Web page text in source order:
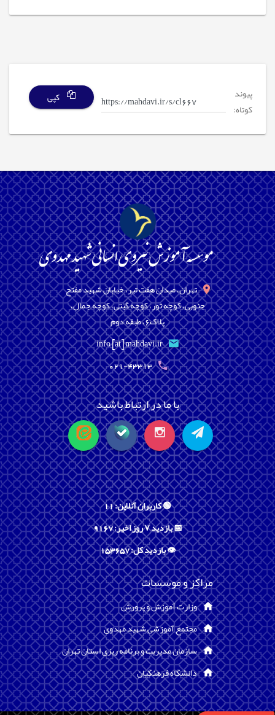
پیوند
کوتاه:
کپی
تهران، میدان هفت تیر، خیابان شهید مفتح
جنوبی، کوچه تور، کوچه گیتی، کوچه جمال،
پلاک6، طبقه دوم
info [at] mahdavi.ir
021-43313
با ما در ارتباط باشید
🟢 کاربران آنلاین: 11
📅 بازدید ۷ روز اخیر: 9167
👁️ بازدید کل: 153657
مراکز و موسسات
وزارت آموزش و پرورش
مجتمع آموزشی شهید مهدوی
سازمان مدیریت و برنامه ریزی استان تهران
دانشگاه فرهنگیان